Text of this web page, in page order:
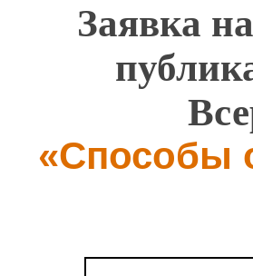
Заявка
«Способы